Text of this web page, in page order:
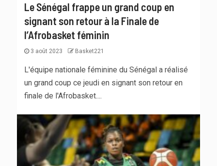
Le Sénégal frappe un grand coup en
signant son retour à la Finale de
l’Afrobasket féminin
3 août 2023 Basket221
L'équipe nationale féminine du Sénégal a réalisé
un grand coup ce jeudi en signant son retour en
finale de l'Afrobasket....